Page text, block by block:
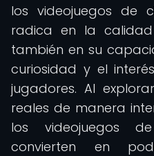
los videojuegos de
radica en la
también en su
curiosidad y el
jugadores. Al
reales de manera
los videojuegos
convierten en